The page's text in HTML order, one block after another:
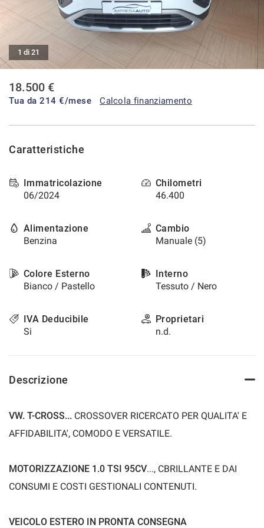
CONTATTI
AREA COMMERCIANTI
1 di 21
18.500 €
Tua da214 €/mese Calcola finanziamento
Caratteristiche
Immatricolazione
06/2024
Chilometri
46.400
Alimentazione
Benzina
Cambio
Manuale (5)
Colore Esterno
Bianco / Pastello
Interno
Tessuto / Nero
IVA Deducibile
Si
Proprietari
n.d.
Descrizione
VW. T-CROSS... CROSSOVER RICERCATO PER QUALITA' E
AFFIDABILITA', COMODO E VERSATILE.
MOTORIZZAZIONE 1.0 TSI 95CV..., CBRILLANTE E DAI
CONSUMI E COSTI GESTIONALI CONTENUTI.
VEICOLO ESTERO IN PRONTA CONSEGNA
tracciamento
che
adottiamo
offrire
le
e
svolgere
seguito
ottenere
maggiori
e
sul
questi
strumenti
si
rimanda
cookie
Puoi
modificare
le
tue
in
qualsiasi
momento.